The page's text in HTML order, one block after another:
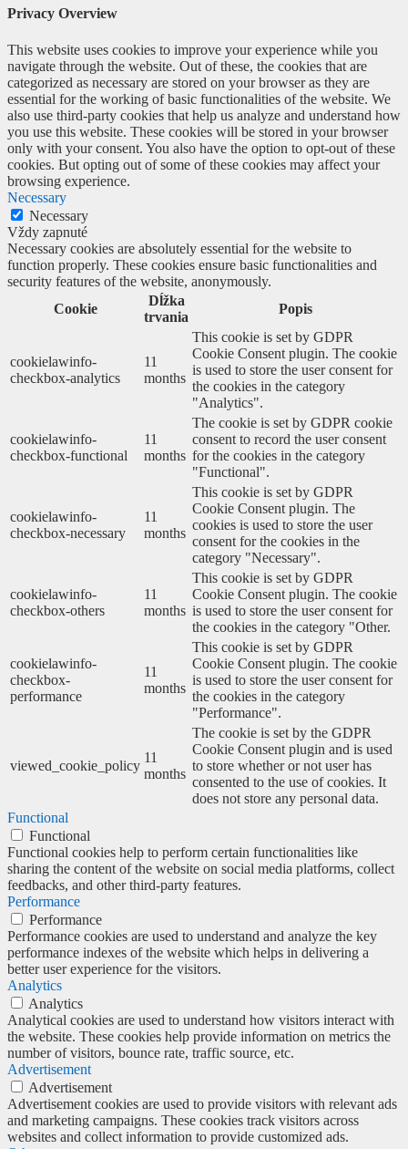
Privacy Overview
This website uses cookies to improve your experience while you
navigate through the website. Out of these, the cookies that are
categorized as necessary are stored on your browser as they are
essential for the working of basic functionalities of the website. We
also use third-party cookies that help us analyze and understand how
you use this website. These cookies will be stored in your browser
only with your consent. You also have the option to opt-out of these
cookies. But opting out of some of these cookies may affect your
browsing experience.
Necessary
Necessary
Vždy zapnuté
Necessary cookies are absolutely essential for the website to
function properly. These cookies ensure basic functionalities and
security features of the website, anonymously.
Cookie
Dĺžka
trvania
Popis
cookielawinfo-
checkbox-analytics
11
months
This cookie is set by GDPR
Cookie Consent plugin. The cookie
is used to store the user consent for
the cookies in the category
"Analytics".
cookielawinfo-
checkbox-functional
11
months
The cookie is set by GDPR cookie
consent to record the user consent
for the cookies in the category
"Functional".
cookielawinfo-
checkbox-necessary
11
months
This cookie is set by GDPR
Cookie Consent plugin. The
cookies is used to store the user
consent for the cookies in the
category "Necessary".
cookielawinfo-
checkbox-others
11
months
This cookie is set by GDPR
Cookie Consent plugin. The cookie
is used to store the user consent for
the cookies in the category "Other.
cookielawinfo-
checkbox-
performance
11
months
This cookie is set by GDPR
Cookie Consent plugin. The cookie
is used to store the user consent for
the cookies in the category
"Performance".
viewed_cookie_policy
11
months
The cookie is set by the GDPR
Cookie Consent plugin and is used
to store whether or not user has
consented to the use of cookies. It
does not store any personal data.
Functional
Functional
Functional cookies help to perform certain functionalities like
sharing the content of the website on social media platforms, collect
feedbacks, and other third-party features.
Performance
Performance
Performance cookies are used to understand and analyze the key
performance indexes of the website which helps in delivering a
better user experience for the visitors.
Analytics
Analytics
Analytical cookies are used to understand how visitors interact with
the website. These cookies help provide information on metrics the
number of visitors, bounce rate, traffic source, etc.
Advertisement
Advertisement
Advertisement cookies are used to provide visitors with relevant ads
and marketing campaigns. These cookies track visitors across
websites and collect information to provide customized ads.